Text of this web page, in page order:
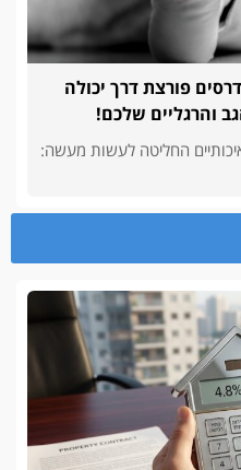
פורצת דרך יכולה
והרגליים שלכם!
החליטה לעשות מעשה: